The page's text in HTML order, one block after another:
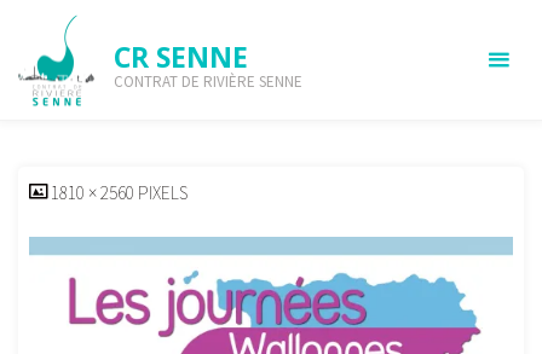
content
CR SENNE
CONTRAT DE RIVIÈRE SENNE
Afiche-JWE-2020-2
FULL1810 × 2560 PIXELS